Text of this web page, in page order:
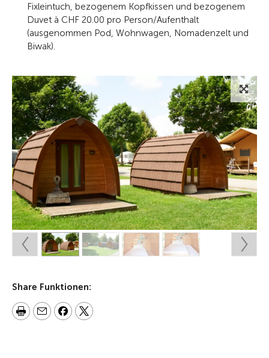
Fixleintuch, bezogenem Kopfkissen und bezogenem
Duvet à CHF 20.00 pro Person/Aufenthalt
(ausgenommen Pod, Wohnwagen, Nomadenzelt und
Biwak).
Share Funktionen: